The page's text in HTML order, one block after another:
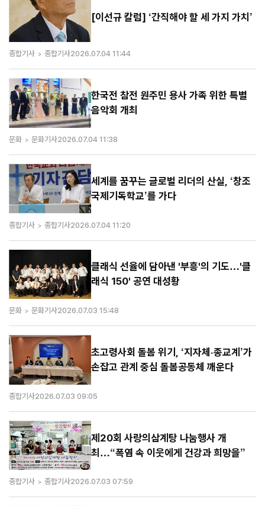
[이선규 칼럼] ‘간직해야 할 세 가지 가치’
종합기사 종합기사2026.07.04 11:44
한국전 참전 원주민 용사 가족 위한 특별
음악회 개최
문화 문화기사2026.07.04 11:38
세계를 꿈꾸는 글로벌 리더의 산실, ‘창조
국제기독학교’를 가다
종합기사 종합기사2026.07.04 11:20
클래식 선율에 담아낸 '부흥'의 기도…'클
래식 150' 공연 대성황
문화 문화기사2026.07.03 15:48
초고령사회 돌봄 위기, ‘지자체·종교계’가
손잡고 관계 중심 돌봄공동체 깨운다
종합기사2026.07.03 09:05
제20회 사랑의삼계탕 나눔행사 개
최…“폭염 속 이웃에게 건강과 희망을”
종합기사 종합기사2026.07.03 07:59